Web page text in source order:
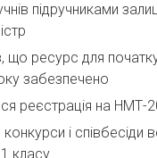
підручниками
що ресурс для
забезпечено
реєстрація на НМТ-
і співбесіди
класу